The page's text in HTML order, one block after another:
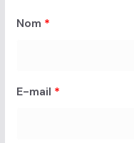
Nom *
E-mail *